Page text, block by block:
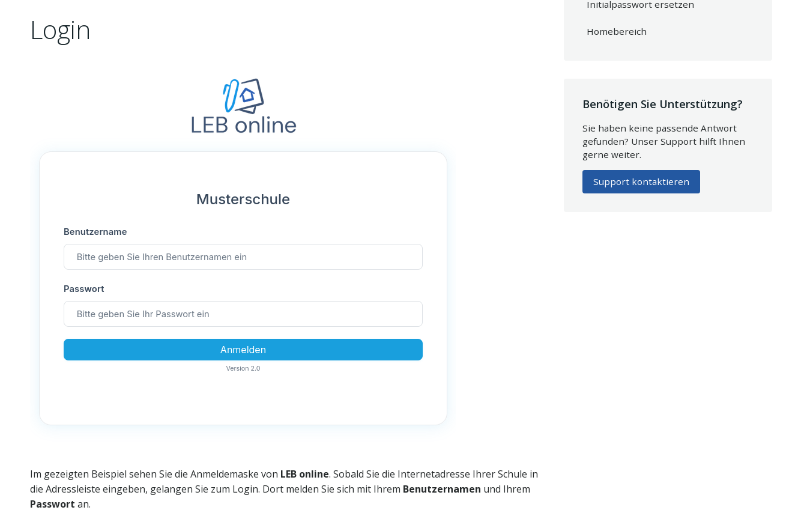
Login
Im gezeigten Beispiel sehen Sie die Anmeldemaske von LEB online. Sobald Sie die Internetadresse Ihrer Schule in
die Adressleiste eingeben, gelangen Sie zum Login. Dort melden Sie sich mit Ihrem Benutzernamen und Ihrem
Passwort an.
Initialpasswort ersetzen
Homebereich
Benötigen Sie Unterstützung?
Sie haben keine passende Antwort
gefunden? Unser Support hilft Ihnen
gerne weiter.
Support kontaktieren